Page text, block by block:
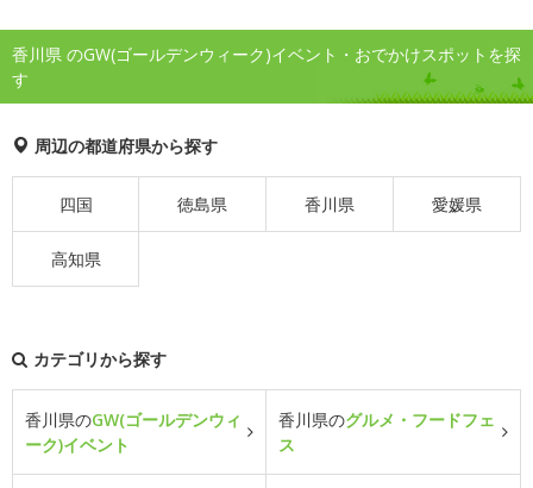
香川県 のGW(ゴールデンウィーク)イベント・おでかけスポットを探
す
周辺の都道府県から探す
四国 徳島県 香川県 愛媛県
高知県
カテゴリから探す
香川県のGW(ゴールデンウィ
ーク)イベント
香川県のグルメ・フードフェ
ス